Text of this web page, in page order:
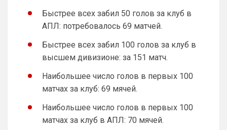
Быстрее всех забил 50 голов за клуб в
АПЛ: потребовалось 69 матчей.
Быстрее всех забил 100 голов за клуб в
высшем дивизионе: за 151 матч.
Наибольшее число голов в первых 100
матчах за клуб: 69 мячей.
Наибольшее число голов в первых 100
матчах за клуб в АПЛ: 70 мячей.
Канонир • 21:05
Ответ для Deep_Blue
Главное, чтобы Роджерс оказался лучше